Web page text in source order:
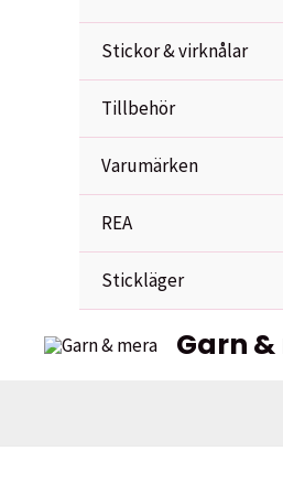
Stickor & virknålar
Tillbehör
Varumärken
REA
Stickläger
Garn